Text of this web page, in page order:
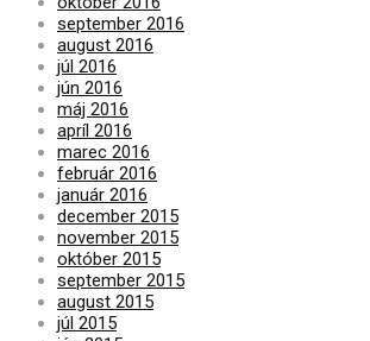
september 2016
august 2016
júl 2016
jún 2016
máj 2016
apríl 2016
marec 2016
február 2016
január 2016
december 2015
november 2015
október 2015
september 2015
august 2015
júl 2015